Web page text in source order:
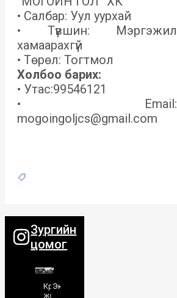
• Салбар: Уул уурхай
• Түвшин: Мэргэжил
хамаарахгүй
• Төрөл: Тогтмол
Холбоо барих:
• Утас:99546121
• Email:
mogoingoljcs@gmail.com
Зургийн
цомог
Кразын
жолоочид
Экскаватор